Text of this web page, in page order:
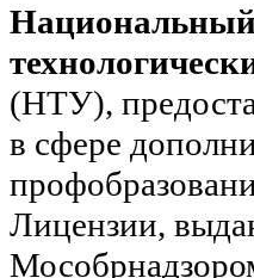
Национальный
(НТУ),
в сфере
Лицензии,